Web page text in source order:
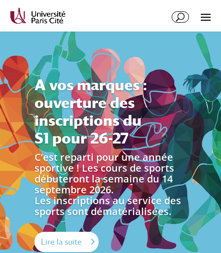
A vos marques :
ouverture des
inscriptions du
S1 pour 26-27
C’est reparti pour une année
sportive ! Les cours de sports
débuteront la semaine du 14
septembre 2026.
Les inscriptions au service des
sports sont dématérialisées.
Lire la suite